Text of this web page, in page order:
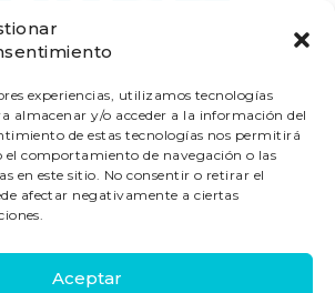
experiencias, utilizamos tecnologías
almacenar y/o acceder a la información del
de estas tecnologías nos permitirá
el comportamiento de navegación o las
en este sitio. No consentir o retirar el
afectar negativamente a ciertas
Aceptar
URGO - Diagonal - 640, 2ª